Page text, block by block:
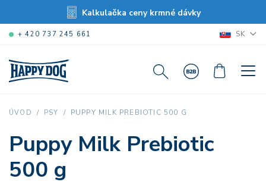
Kalkulačka ceny krmné dávky
+ 420 737 245 661 SK
ÚVOD PSY PUPPY MILK PREBIOTIC 500 G
Puppy Milk Prebiotic
500 g